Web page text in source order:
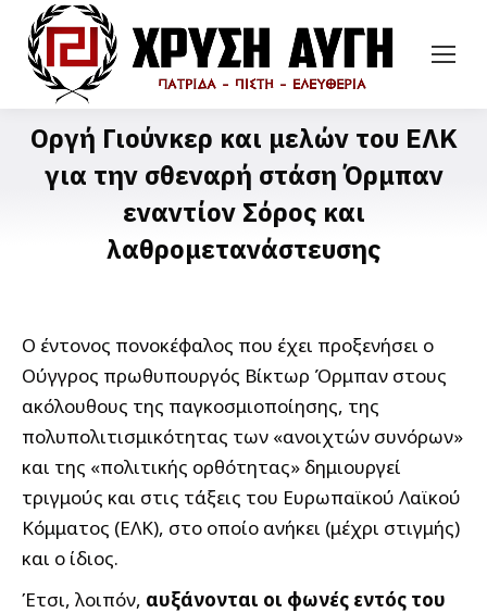
Οργή Γιούνκερ και μελών του ΕΛΚ
για την σθεναρή στάση Όρμπαν
εναντίον Σόρος και
λαθρομετανάστευσης
Ο έντονος πονοκέφαλος που έχει προξενήσει ο
Ούγγρος πρωθυπουργός Βίκτωρ Όρμπαν στους
ακόλουθους της παγκοσμιοποίησης, της
πολυπολιτισμικότητας των «ανοιχτών συνόρων»
και της «πολιτικής ορθότητας» δημιουργεί
τριγμούς και στις τάξεις του Ευρωπαϊκού Λαϊκού
Κόμματος (ΕΛΚ), στο οποίο ανήκει (μέχρι στιγμής)
και ο ίδιος.
Έτσι, λοιπόν, αυξάνονται οι φωνές εντός του